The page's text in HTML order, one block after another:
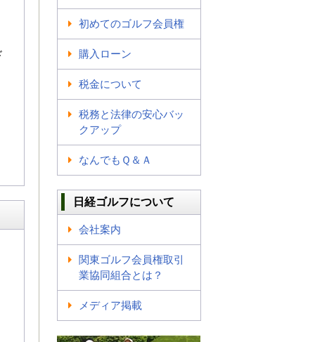
初めてのゴルフ会員権
購入ローン
税金について
税務と法律の安心バッ
クアップ
なんでもＱ＆Ａ
日経ゴルフについて
会社案内
関東ゴルフ会員権取引
業協同組合とは？
メディア掲載